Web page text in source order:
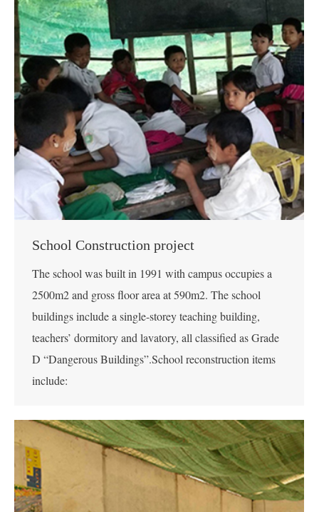
School Construction project
The school was built in 1991 with campus occupies a
2500m2 and gross floor area at 590m2. The school
buildings include a single-storey teaching building,
teachers’ dormitory and lavatory, all classified as Grade
D “Dangerous Buildings”.School reconstruction items
include: